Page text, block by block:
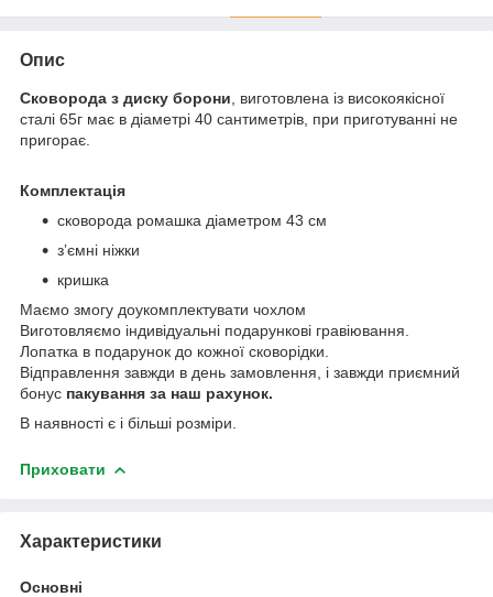
Опис
Сковорода з диску борони , виготовлена із високоякісної
сталі 65г має в діаметрі 40 сантиметрів, при приготуванні не
пригорає.
Комплектація
сковорода ромашка діаметром 43 см
зʼємні ніжки
кришка
Маємо змогу доукомплектувати чохлом
Виготовляємо індивідуальні подарункові гравіювання.
Лопатка в подарунок до кожної сковорідки.
Відправлення завжди в день замовлення, і завжди приємний
бонус пакування за наш рахунок.
В наявності є і більші розміри.
Приховати
Характеристики
Основні